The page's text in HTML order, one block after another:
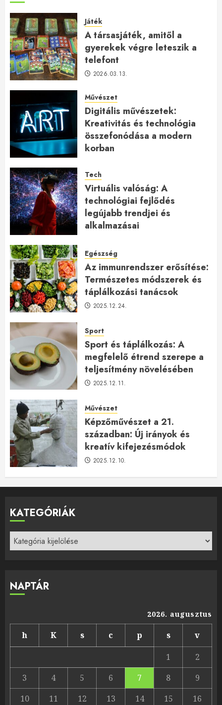
Játék
A társasjáték, amitől a
gyerekek végre leteszik a
telefont
2026.03.13.
Művészet
Digitális művészetek:
Kreativitás és technológia
összefonódása a modern
korban
Tech
Virtuális valóság: A
technológiai fejlődés
legújabb trendjei és
alkalmazásai
Egészség
Az immunrendszer erősítése:
Természetes módszerek és
táplálkozási tanácsok
2025.12.24.
Sport
Sport és táplálkozás: A
megfelelő étrend szerepe a
teljesítmény növelésében
2025.12.11.
Művészet
Képzőművészet a 21.
században: Új irányok és
kreatív kifejezésmódok
2025.12.10.
KATEGÓRIÁK
Kategóriák
NAPTÁR
2026. augusztus
h K s c p s
v
1
2
3
4 5 6 7 8
9
10
11 12 13 14 15 16